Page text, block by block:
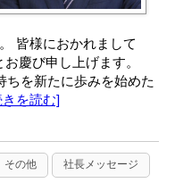
皆様におかれまして
お慶び申し上げます。
ちを新たに歩みを始めた
を読む]
その他 社長メッセージ